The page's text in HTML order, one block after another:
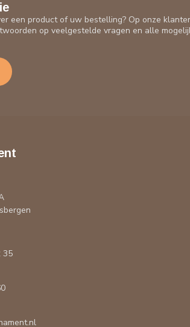
een product of uw bestelling? Op onze
op veelgestelde vragen en alle
35